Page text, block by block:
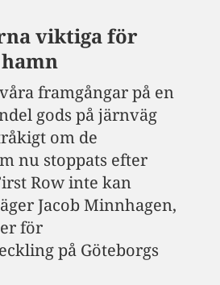
viktiga för
framgångar på en
gods på järnväg
om de
nu stoppats efter
Row inte kan
Jacob Minnhagen,
för
på Göteborgs